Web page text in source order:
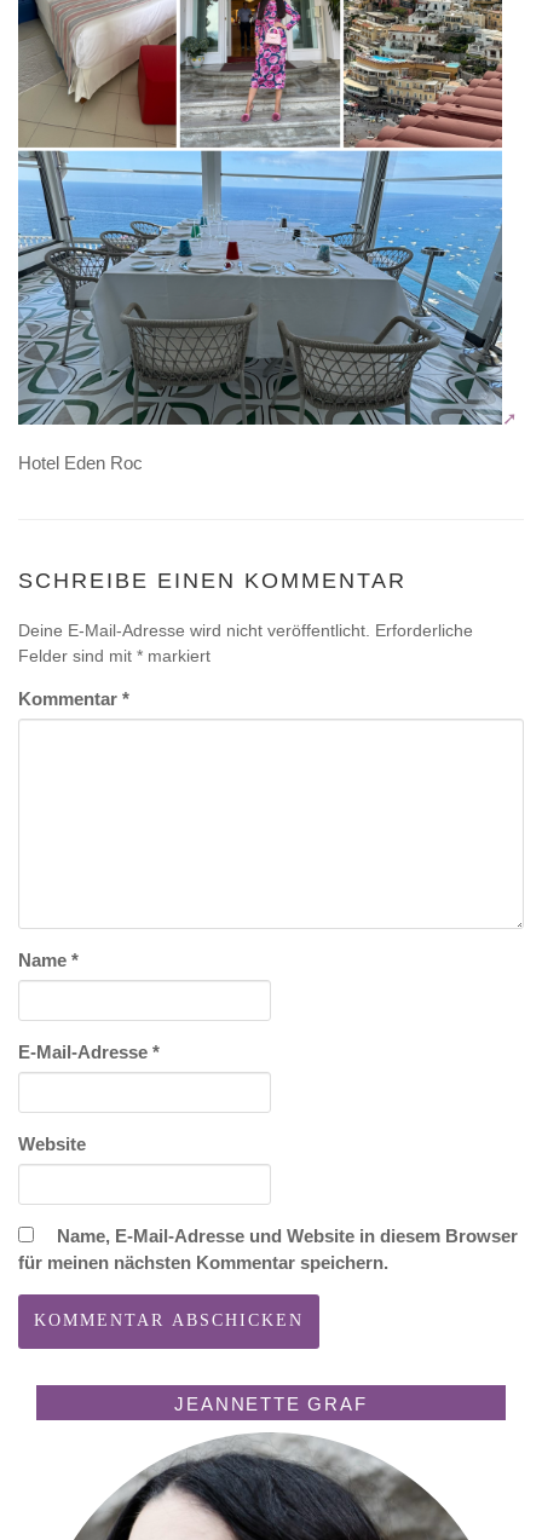
Hotel Eden Roc
SCHREIBE EINEN KOMMENTAR
Deine E-Mail-Adresse wird nicht veröffentlicht. Erforderliche
Felder sind mit * markiert
Kommentar *
Name *
E-Mail-Adresse *
Website
Name, E-Mail-Adresse und Website in diesem Browser
für meinen nächsten Kommentar speichern.
JEANNETTE GRAF